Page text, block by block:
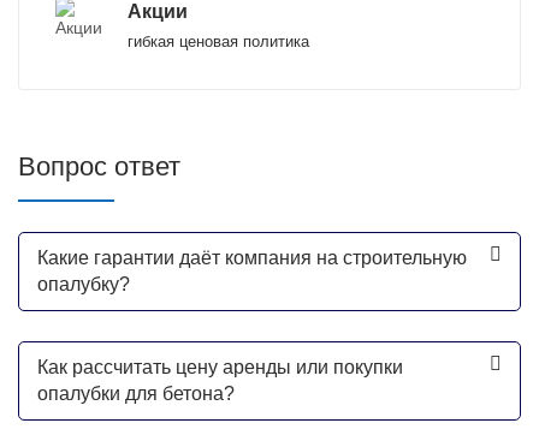
Акции
гибкая ценовая политика
Вопрос ответ
Какие гарантии даёт компания на строительную
опалубку?
Как рассчитать цену аренды или покупки
опалубки для бетона?